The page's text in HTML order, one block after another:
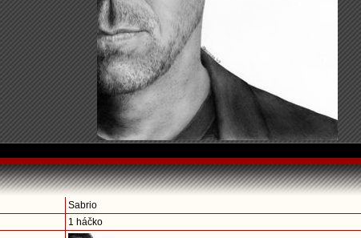
Sabrio
1 háčko